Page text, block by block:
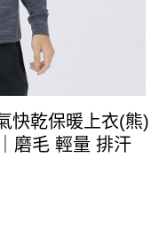
快乾保暖上衣(熊)
磨毛 輕量 排汗